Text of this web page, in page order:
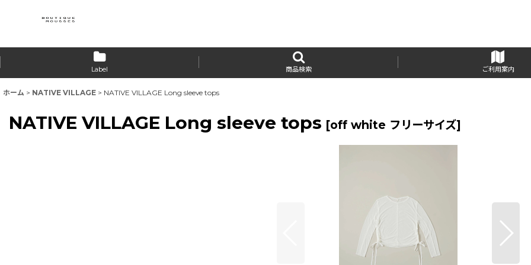
Label 商品検索 ご利用案内
ホーム > NATIVE VILLAGE > NATIVE VILLAGE Long sleeve tops
NATIVE VILLAGE Long sleeve tops [off white フリーサイズ]